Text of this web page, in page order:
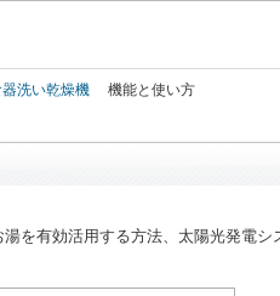
洗い乾燥機
機能と使い方
を有効活用する方法、太陽光発電